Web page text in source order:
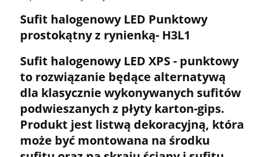
Sufit halogenowy LED Punktowy
prostokątny z rynienką- H3L1
Sufit halogenowy LED XPS - punktowy
to rozwiązanie będące alternatywą
dla klasycznie wykonywanych sufitów
podwieszanych z płyty karton-gips.
Produkt jest listwą dekoracyjną, która
może być montowana na środku